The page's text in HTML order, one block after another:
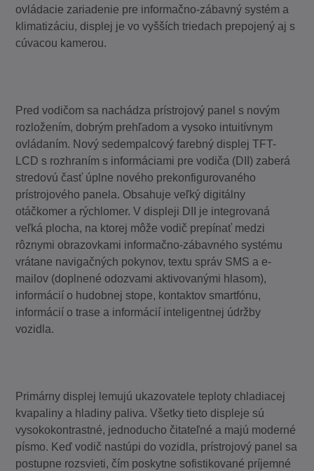
ovládacie zariadenie pre informačno-zábavný systém a
klimatizáciu, displej je vo vyšších triedach prepojený aj s
cúvacou kamerou.
Pred vodičom sa nachádza prístrojový panel s novým
rozložením, dobrým prehľadom a vysoko intuitívnym
ovládaním. Nový sedempalcový farebný displej TFT-
LCD s rozhraním s informáciami pre vodiča (DII) zaberá
stredovú časť úplne nového prekonfigurovaného
prístrojového panela. Obsahuje veľký digitálny
otáčkomer a rýchlomer. V displeji DII je integrovaná
veľká plocha, na ktorej môže vodič prepínať medzi
rôznymi obrazovkami informačno-zábavného systému
vrátane navigačných pokynov, textu správ SMS a e-
mailov (doplnené odozvami aktivovanými hlasom),
informácií o hudobnej stope, kontaktov smartfónu,
informácií o trase a informácií inteligentnej údržby
vozidla.
Primárny displej lemujú ukazovatele teploty chladiacej
kvapaliny a hladiny paliva. Všetky tieto displeje sú
vysokokontrastné, jednoducho čitateľné a majú moderné
písmo. Keď vodič nastúpi do vozidla, prístrojový panel sa
postupne rozsvieti, čím poskytne sofistikované príjemné